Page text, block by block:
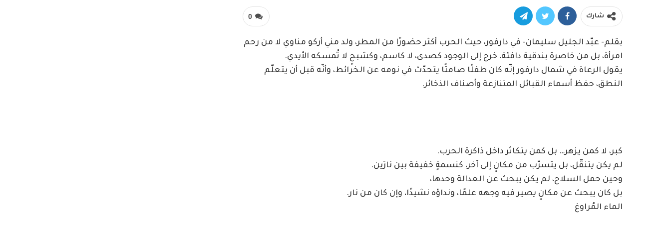
0 شارك
بقلم- عبّد الجليل سليمان- في دارفور، حيث الحرب أكثر حضورًا من المطر، ولد مني أركو مناوي لا من رحم
امرأة، بل من خاصرة بندقية دافئة، خرج إلى الوجود كصدى، لا كاسم، وكشبحٍ لا تُمسكه الأيدي.
يقول الرعاة في شمال دارفور إنّه كان طفلًا صامتًا يتحدّث في نومه عن الخرائط، وأنّه قبل أن يتعلّم
النطق، حفظ أسماء القبائل المتنازعة وأصناف الذخائر.
كبر، لا كمن يزهر… بل كمن يتكاثر داخل ذاكرة الحرب.
لم يكن يتنقّل، بل يتسرّب من مكانٍ إلى آخر، كنسمةٍ خفيفة بين نارَين.
وحين حمل السلاح، لم يكن يبحث عن العدالة وحدها،
بل كان يبحث عن مكانٍ يصير فيه وجهه علمًا، ونداؤه نشيدًا، وإن كان من نار.
الماء المُراوغ